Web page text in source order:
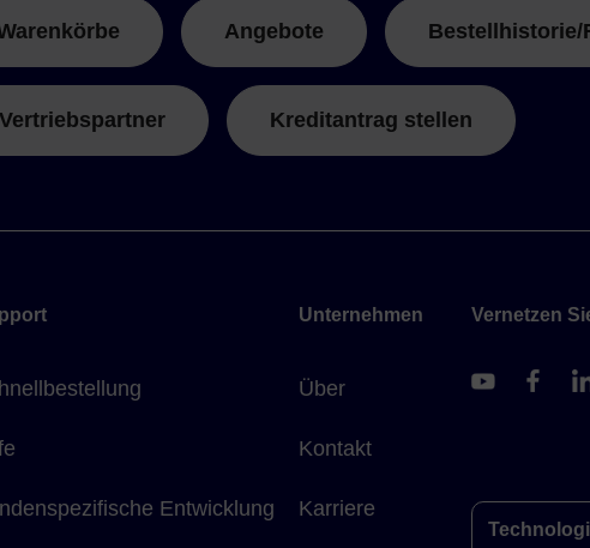
Angebote Bestellhistorie/
Kreditantrag stellen
Entwicklung
Unternehmen
Über
Kontakt
Karriere
Vernetzen